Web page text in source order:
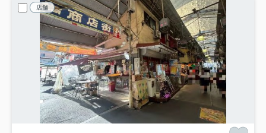
店舗